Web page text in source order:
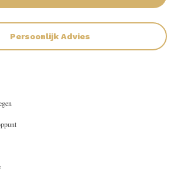
Persoonlijk Advies